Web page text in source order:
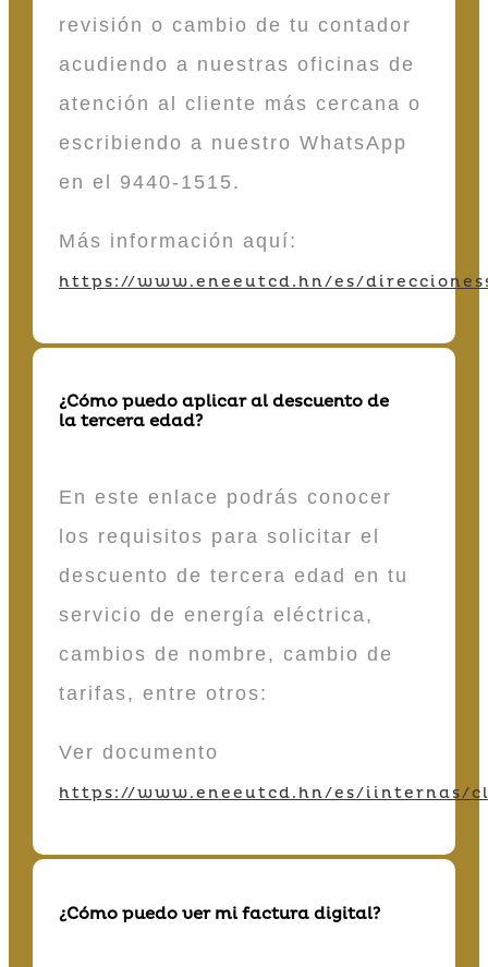
revisión o cambio de tu contador
acudiendo a nuestras oficinas de
atención al cliente más cercana o
escribiendo a nuestro WhatsApp
en el 9440-1515.
Más información aquí:
https://www.eneeutcd.hn/es/
¿Cómo puedo aplicar al descuento de
la tercera edad?
En este enlace podrás conocer
los requisitos para solicitar el
descuento de tercera edad en tu
servicio de energía eléctrica,
cambios de nombre, cambio de
tarifas, entre otros:
Ver documento
https://www.eneeutcd.hn/es/iinternas/
¿Cómo puedo ver mi factura digital?